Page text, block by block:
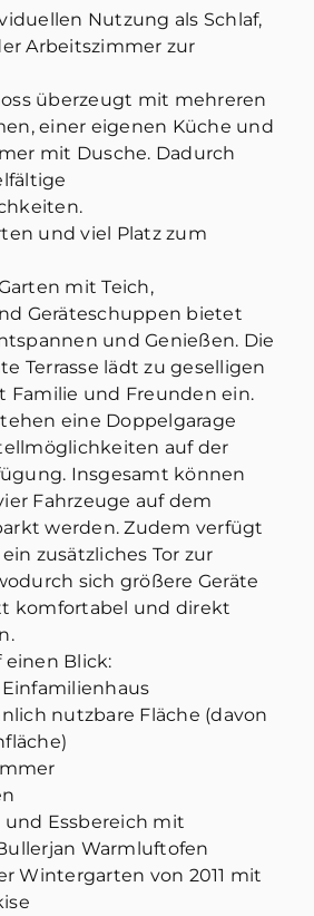
Nutzung als Schlaf,
Arbeitszimmer zur
überzeugt mit mehreren
einer eigenen Küche und
mit Dusche. Dadurch
und viel Platz zum
mit Teich,
Geräteschuppen bietet
und Genießen. Die
Terrasse lädt zu geselligen
Familie und Freunden ein.
eine Doppelgarage
auf der
Insgesamt können
Fahrzeuge auf dem
werden. Zudem verfügt
zusätzliches Tor zur
sich größere Geräte
komfortabel und direkt
Blick:
nutzbare Fläche (davon
und Essbereich mit
Warmluftofen
Wintergarten von 2011 mit